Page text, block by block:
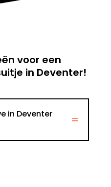
voor een
in Deventer!
in Deventer